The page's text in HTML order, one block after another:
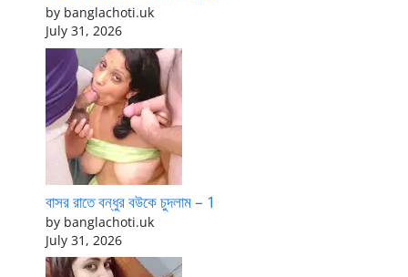
by banglachoti.uk
July 31, 2026
বাসর রাতে বন্ধুর বউকে চুদলাম – 1
by banglachoti.uk
July 31, 2026